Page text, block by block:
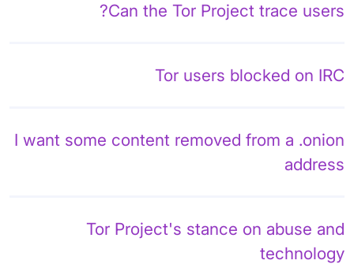
Can the Tor Project trace users?
Tor users blocked on IRC
I want some content removed from a .onion
address
Tor Project's stance on abuse and
technology